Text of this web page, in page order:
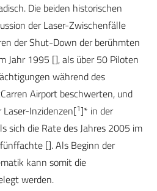
Die beiden historischen
der Laser-Zwischenfälle
der Shut-Down der berühmten
Jahr 1995 [], als über 50 Piloten
während des
Airport beschwerten, und
Inzidenzen[1]* in der
sich die Rate des Jahres 2005 im
[]. Als Beginn der
kann somit die
werden.